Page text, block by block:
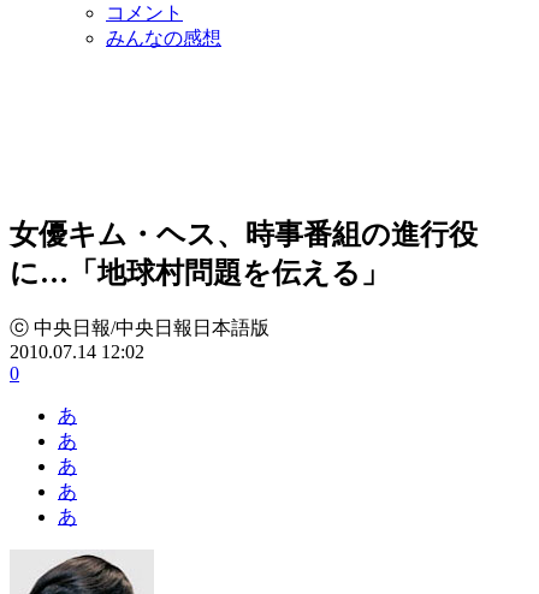
コメント
みんなの感想
女優キム・ヘス、時事番組の進行役
に…「地球村問題を伝える」
ⓒ 中央日報/中央日報日本語版
2010.07.14 12:02
0
あ
あ
あ
あ
あ